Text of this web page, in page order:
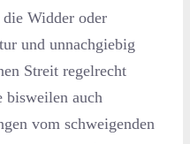
Widder oder
und unnachgiebig
Streit regelrecht
bisweilen auch
vom schweigenden